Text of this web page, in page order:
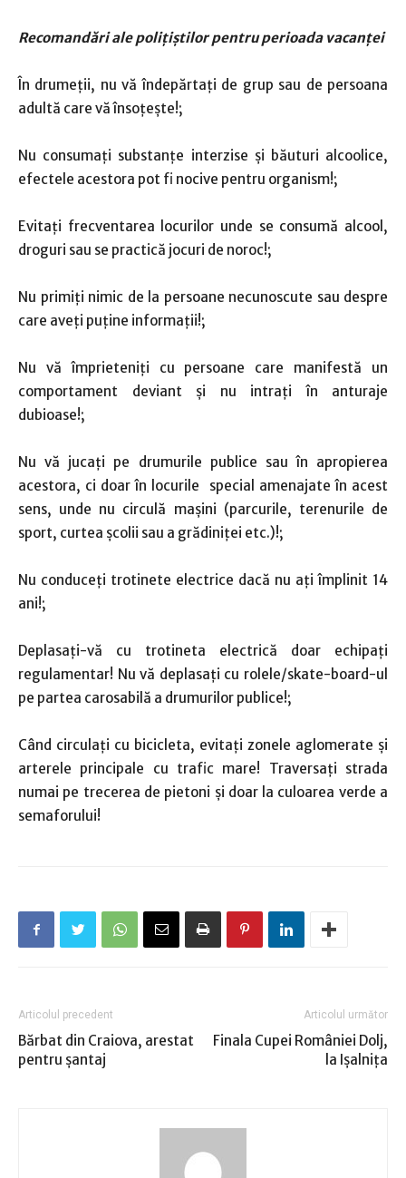
Recomandări ale polițiștilor pentru perioada vacanţei
În drumeții, nu vă îndepărtați de grup sau de persoana
adultă care vă însoțește!;
Nu consumați substanțe interzise și băuturi alcoolice,
efectele acestora pot fi nocive pentru organism!;
Evitați frecventarea locurilor unde se consumă alcool,
droguri sau se practică jocuri de noroc!;
Nu primiți nimic de la persoane necunoscute sau despre
care aveți puține informații!;
Nu vă împrieteniți cu persoane care manifestă un
comportament deviant și nu intrați în anturaje
dubioase!;
Nu vă jucați pe drumurile publice sau în apropierea
acestora, ci doar în locurile special amenajate în acest
sens, unde nu circulă mașini (parcurile, terenurile de
sport, curtea școlii sau a grădiniței etc.)!;
Nu conduceți trotinete electrice dacă nu ați împlinit 14
ani!;
Deplasaţi-vă cu trotineta electrică doar echipați
regulamentar! Nu vă deplasați cu rolele/skate-board-ul
pe partea carosabilă a drumurilor publice!;
Când circulați cu bicicleta, evitați zonele aglomerate și
arterele principale cu trafic mare! Traversați strada
numai pe trecerea de pietoni și doar la culoarea verde a
semaforului!
Articolul precedent
Bărbat din Craiova, arestat
pentru şantaj
Articolul următor
Finala Cupei României Dolj,
la Işalniţa